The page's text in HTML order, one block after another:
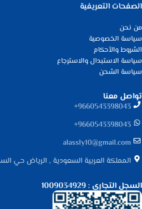
الصفحات التعريفية
من نحن
سياسة الخصوصية
الشروط والأحكام
سياسة الاستبدال والاسترجاع
سياسة الشحن
تواصل معنا
9660543398043⁩+
9660543398043⁩+
alassly10@gmail.com
المملكة العربية السعودية , الرياض حي
السجل التجاري : 1009034929